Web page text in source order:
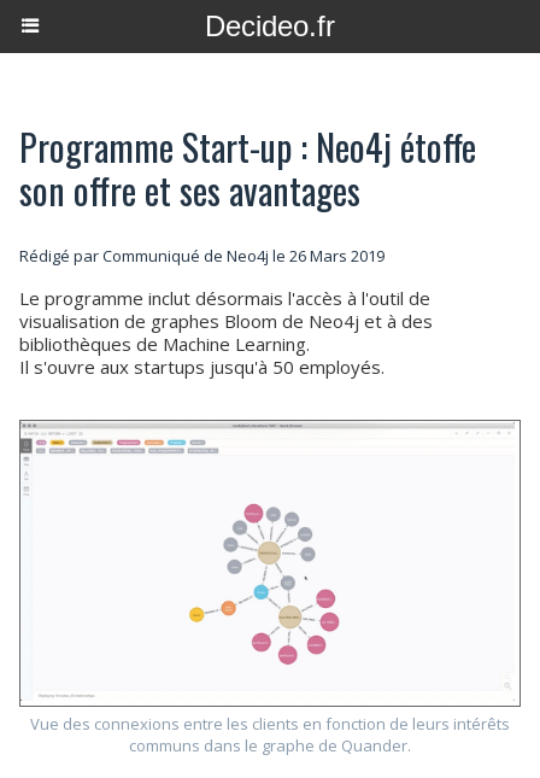
Decideo.fr
Programme Start-up : Neo4j étoffe
son offre et ses avantages
Rédigé par Communiqué de Neo4j le 26 Mars 2019
Le programme inclut désormais l'accès à l'outil de
visualisation de graphes Bloom de Neo4j et à des
bibliothèques de Machine Learning.
Il s'ouvre aux startups jusqu'à 50 employés.
Vue des connexions entre les clients en fonction de leurs intérêts
communs dans le graphe de Quander.